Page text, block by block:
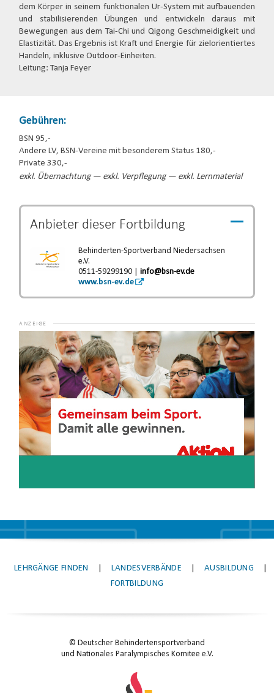
dem Körper in seinem funktionalen Ur-System mit aufbauenden
und stabilisierenden Übungen und entwickeln daraus mit
Bewegungen aus dem Tai-Chi und Qigong Geschmeidigkeit und
Elastizität. Das Ergebnis ist Kraft und Energie für zielorientiertes
Handeln, inklusive Outdoor-Einheiten.
Leitung: Tanja Feyer
Gebühren:
BSN 95,-
Andere LV, BSN-Vereine mit besonderem Status 180,-
Private 330,-
exkl. Übernachtung — exkl. Verpflegung — exkl. Lernmaterial
Anbieter dieser Fortbildung
Behinderten-Sportverband Niedersachsen
e.V.
0511-59299190 | info@bsn-ev.de
www.bsn-ev.de
Player
LEHRGÄNGE FINDEN LANDESVERBÄNDE AUSBILDUNG
FORTBILDUNG
© Deutscher Behindertensportverband
und Nationales Paralympisches Komitee e.V.